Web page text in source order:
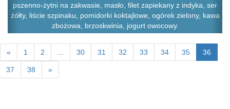
pszenno-żytni na zakwasie, masło, filet zapiekany z indyka, ser
żółty, liście szpinaku, pomidorki koktajlowe, ogórek zielony, kawa
zbożowa, brzoskwinia, jogurt owocowy.
« 1 2 30 31 32 33 34 35 36
37 38 »